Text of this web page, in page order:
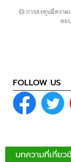
การลงทุนมีความ
ตอ
FOLLOW US
บทความที่เกี่ยว